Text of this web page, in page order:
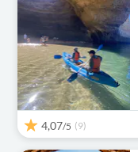
4,07/5 (9)